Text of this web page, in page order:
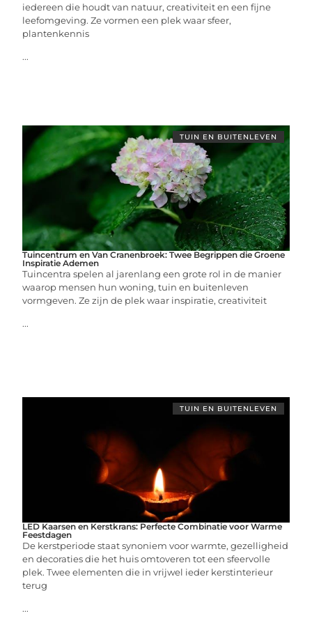
iedereen die houdt van natuur, creativiteit en een fijne
leefomgeving. Ze vormen een plek waar sfeer,
plantenkennis
...
TUIN EN BUITENLEVEN
Tuincentrum en Van Cranenbroek: Twee Begrippen die Groene
Inspiratie Ademen
Tuincentra spelen al jarenlang een grote rol in de manier
waarop mensen hun woning, tuin en buitenleven
vormgeven. Ze zijn de plek waar inspiratie, creativiteit
...
TUIN EN BUITENLEVEN
LED Kaarsen en Kerstkrans: Perfecte Combinatie voor Warme
Feestdagen
De kerstperiode staat synoniem voor warmte, gezelligheid
en decoraties die het huis omtoveren tot een sfeervolle
plek. Twee elementen die in vrijwel ieder kerstinterieur
terug
...